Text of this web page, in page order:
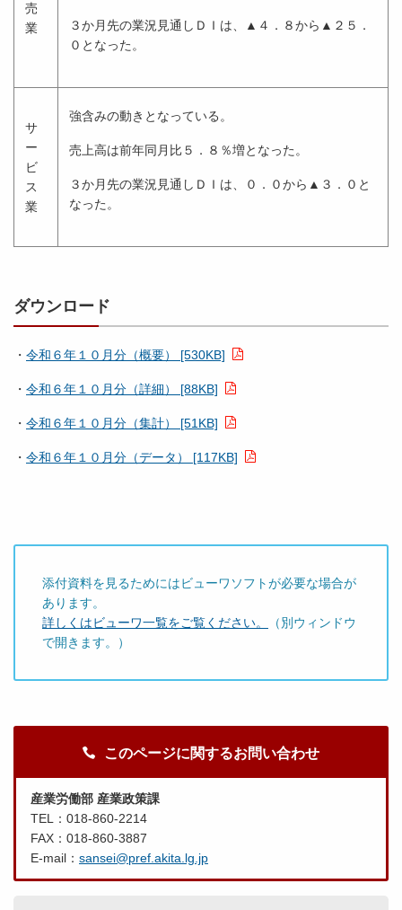
売
業
３か月先の業況見通しＤＩは、▲４．８から▲２５．
０となった。
サ
ー
ビ
ス
業
強含みの動きとなっている。
売上高は前年同月比５．８％増となった。
３か月先の業況見通しＤＩは、０．０から▲３．０と
なった。
ダウンロード
・ 令和６年１０月分（概要） [530KB]
・ 令和６年１０月分（詳細） [88KB]
・ 令和６年１０月分（集計） [51KB]
・ 令和６年１０月分（データ） [117KB]
添付資料を見るためにはビューワソフトが必要な場合が
あります。
詳しくはビューワ一覧をご覧ください。
（別ウィンドウ
で開きます。）
このページに関するお問い合わせ
産業労働部 産業政策課
TEL：018-860-2214
FAX：018-860-3887
E-mail： sansei@pref.akita.lg.jp